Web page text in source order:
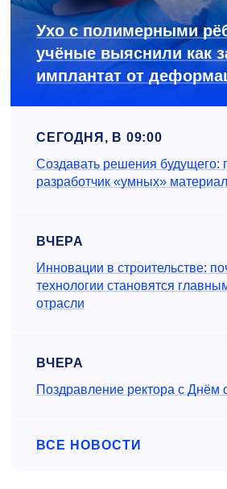
Ухо с полимерными
учёные выяснили как
имплантат от
СЕГОДНЯ, В 09:00
Создавать решения будущего:
разработчик «умных»
ВЧЕРА
Инновации в строительстве:
технологии становятся
отрасли
ВЧЕРА
Поздравление ректора с Днём
ВСЕ НОВОСТИ